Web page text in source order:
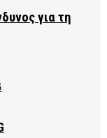
για τη